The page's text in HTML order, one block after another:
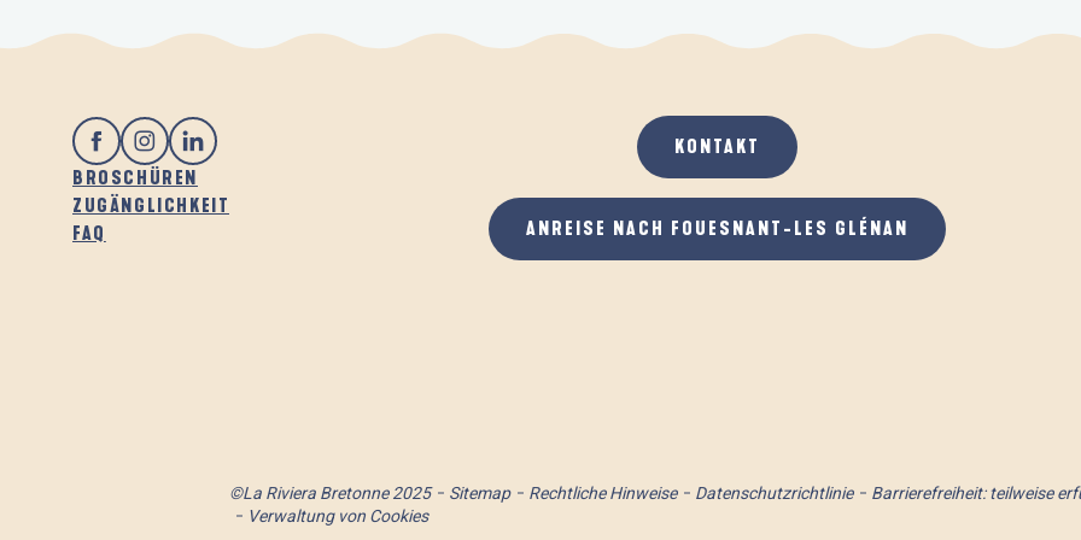
BROSCHÜREN
ZUGÄNGLICHKEIT
FAQ
KONTAKT
ANREISE NACH FOUESNANT-LES GLÉNAN
©La Riviera Bretonne 2025 Sitemap Rechtliche Hinweise Datenschutzrichtlinie
Barrierefreiheit: teilweise
Verwaltung von Cookies